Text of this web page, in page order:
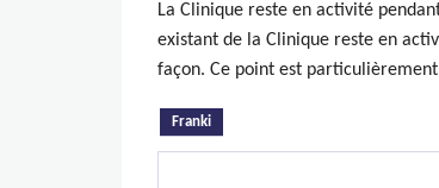
La Clinique reste en activité
existant de la Clinique reste en
façon. Ce point est
Franki